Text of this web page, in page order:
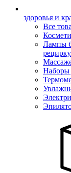
здоровья и
Все
Лампы
Наборы